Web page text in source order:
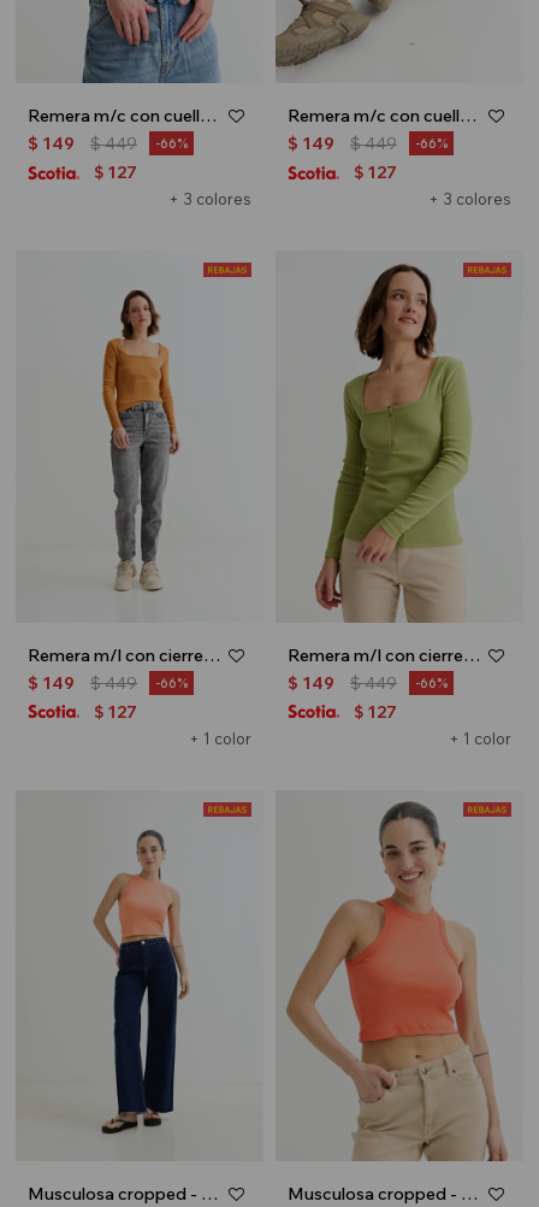
Remera m/c con cuello media polera - Bordo
+ 3 colores
$ 149 $449 66
$ 127
Remera m/c con cuello media polera - Beige
+ 3 colores
$ 149 $449 66
$ 127
Remera m/l con cierre frontal - Lacre
+ 1 color
$ 149 $449 66
$ 127
Remera m/l con cierre frontal - Verde
+ 1 color
$ 149 $449 66
$ 127
Musculosa cropped - Salmon Musculosa cropped - Naranja